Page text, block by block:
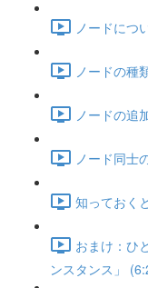
ノードにつ
ノードの種
ノードの追
ノード同士
知っておく
おまけ：ひ
ンスタンス」